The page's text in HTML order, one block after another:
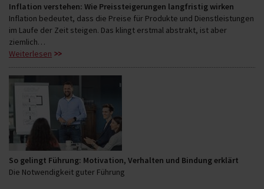
Inflation verstehen: Wie Preissteigerungen langfristig wirken
Inflation bedeutet, dass die Preise für Produkte und Dienstleistungen
im Laufe der Zeit steigen. Das klingt erstmal abstrakt, ist aber
ziemlich…
Weiterlesen
So gelingt Führung: Motivation, Verhalten und Bindung erklärt
Die Notwendigkeit guter Führung